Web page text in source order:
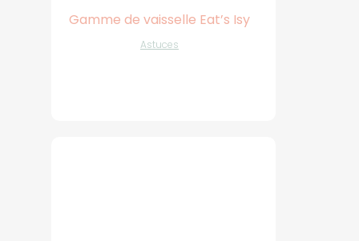
Gamme de vaisselle Eat’s Isy
Astuces